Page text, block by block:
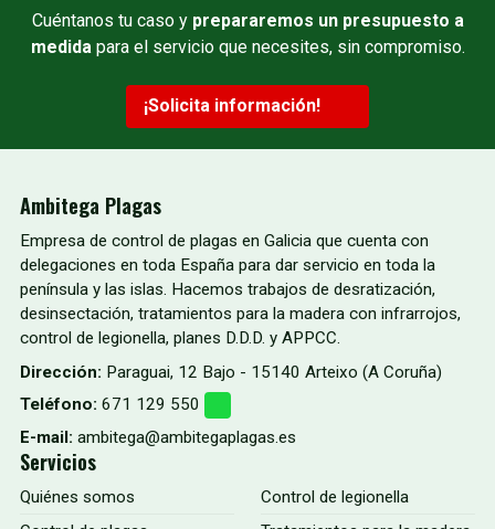
Cuéntanos tu caso y prepararemos un presupuesto a
medidapara el servicio que necesites, sin compromiso.
¡Solicita información!
Ambitega Plagas
Empresa de control de plagas en Galicia que cuenta con
delegaciones en toda España para dar servicio en toda la
península y las islas. Hacemos trabajos de desratización,
desinsectación, tratamientos para la madera con infrarrojos,
control de legionella, planes D.D.D. y APPCC.
Dirección: Paraguai, 12 Bajo - 15140 Arteixo (A Coruña)
Teléfono: 671 129 550
E-mail: ambitega@ambitegaplagas.es
Servicios
Quiénes somos
Control de legionella